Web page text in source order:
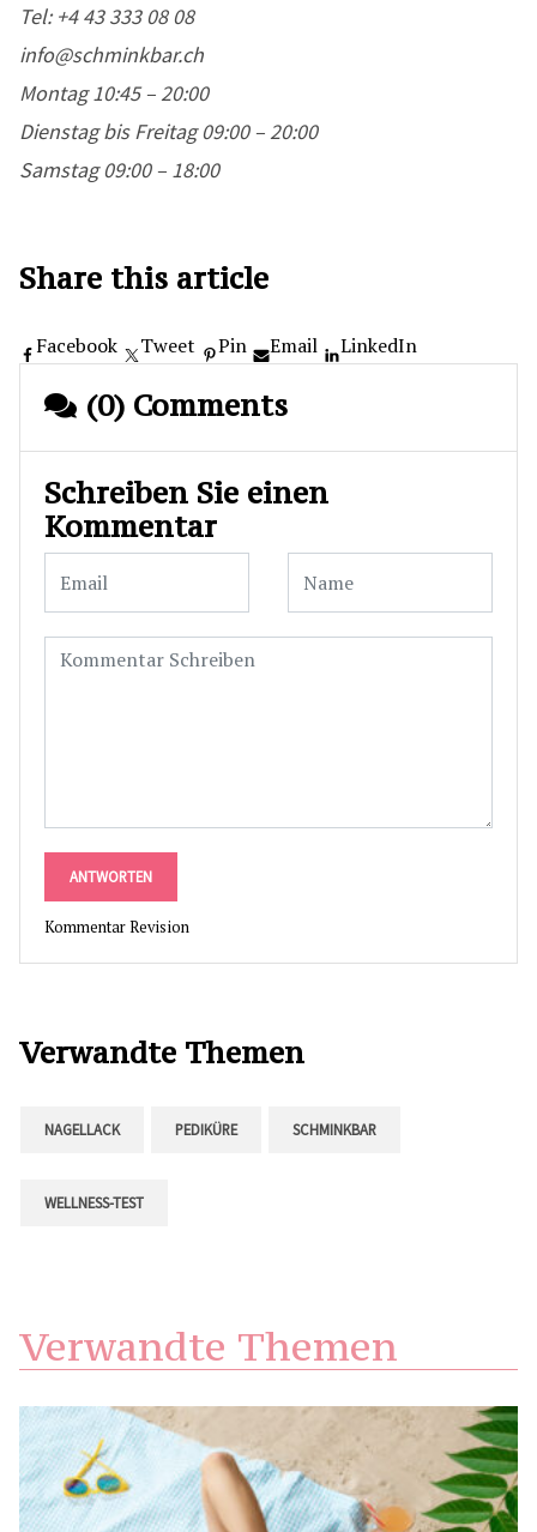
Tel: +4 43 333 08 08
info@schminkbar.ch
Montag 10:45 – 20:00
Dienstag bis Freitag 09:00 – 20:00
Samstag 09:00 – 18:00
Share this article
Facebook Tweet Pin Email LinkedIn
(0) Comments
Schreiben Sie einen
Kommentar
ANTWORTEN
Kommentar Revision
Verwandte Themen
NAGELLACK PEDIKÜRE SCHMINKBAR
WELLNESS-TEST
Verwandte Themen